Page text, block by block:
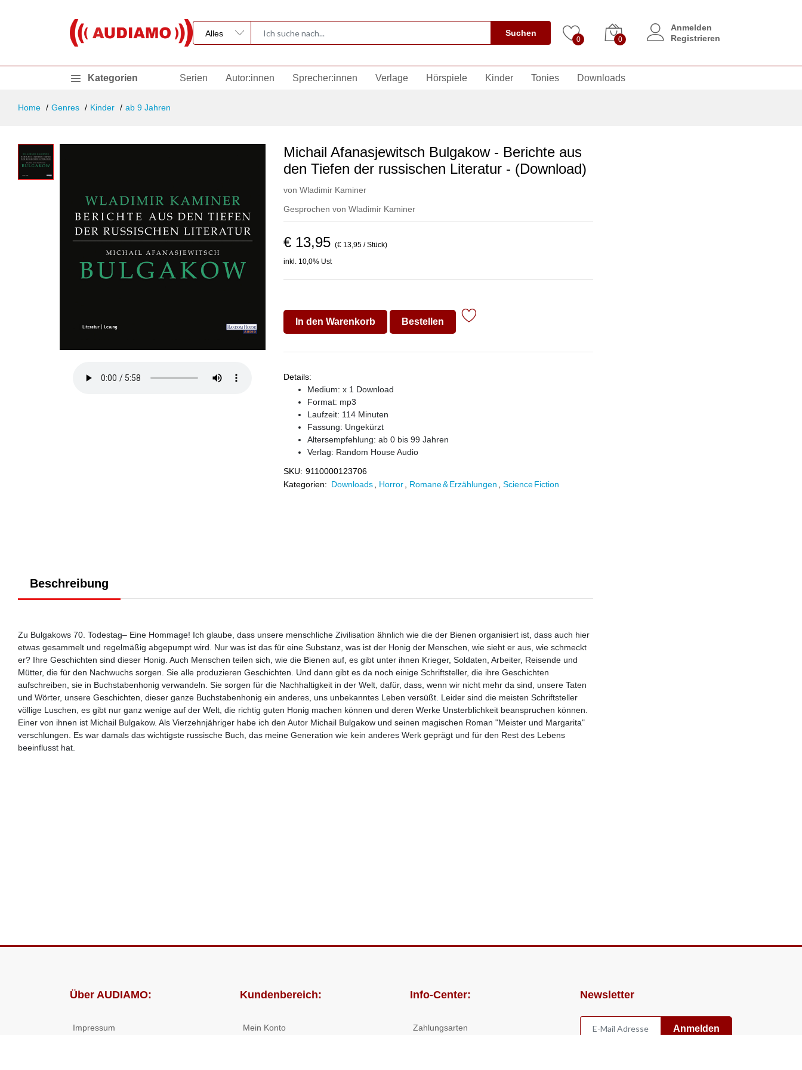
Suchen
0 0
Anmelden
Registrieren
Kategorien Serien Autor:innen Sprecher:innen Verlage Hörspiele Kinder Tonies Downloads
Home Genres Kinder ab 9 Jahren
Michail Afanasjewitsch Bulgakow - Berichte aus
den Tiefen der russischen Literatur - (Download)
von Wladimir Kaminer
Gesprochen von Wladimir Kaminer
€ 13,95 (€ 13,95 / Stück)
inkl. 10,0% Ust
In den Warenkorb Bestellen
Details:
Medium: x 1 Download
Format: mp3
Laufzeit: 114 Minuten
Fassung: Ungekürzt
Altersempfehlung: ab 0 bis 99 Jahren
Verlag: Random House Audio
SKU: 9110000123706
Kategorien: Downloads Horror Romane & Erzählungen Science Fiction
Beschreibung
Zu Bulgakows 70. Todestag– Eine Hommage! Ich glaube, dass unsere menschliche Zivilisation ähnlich wie die der Bienen organisiert ist, dass auch hier
etwas gesammelt und regelmäßig abgepumpt wird. Nur was ist das für eine Substanz, was ist der Honig der Menschen, wie sieht er aus, wie schmeckt
er? Ihre Geschichten sind dieser Honig. Auch Menschen teilen sich, wie die Bienen auf, es gibt unter ihnen Krieger, Soldaten, Arbeiter, Reisende und
Mütter, die für den Nachwuchs sorgen. Sie alle produzieren Geschichten. Und dann gibt es da noch einige Schriftsteller, die ihre Geschichten
aufschreiben, sie in Buchstabenhonig verwandeln. Sie sorgen für die Nachhaltigkeit in der Welt, dafür, dass, wenn wir nicht mehr da sind, unsere Taten
und Wörter, unsere Geschichten, dieser ganze Buchstabenhonig ein anderes, uns unbekanntes Leben versüßt. Leider sind die meisten Schriftsteller
völlige Luschen, es gibt nur ganz wenige auf der Welt, die richtig guten Honig machen können und deren Werke Unsterblichkeit beanspruchen können.
Einer von ihnen ist Michail Bulgakow. Als Vierzehnjähriger habe ich den Autor Michail Bulgakow und seinen magischen Roman "Meister und Margarita"
verschlungen. Es war damals das wichtigste russische Buch, das meine Generation wie kein anderes Werk geprägt und für den Rest des Lebens
beeinflusst hat.
Über AUDIAMO:
Impressum
Kundenbereich:
Mein Konto
Info-Center:
Zahlungsarten
Newsletter
Anmelden